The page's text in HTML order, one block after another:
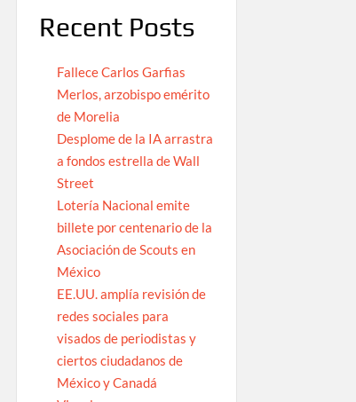
Recent Posts
Fallece Carlos Garfias
Merlos, arzobispo emérito
de Morelia
Desplome de la IA arrastra
a fondos estrella de Wall
Street
Lotería Nacional emite
billete por centenario de la
Asociación de Scouts en
México
EE.UU. amplía revisión de
redes sociales para
visados de periodistas y
ciertos ciudadanos de
México y Canadá